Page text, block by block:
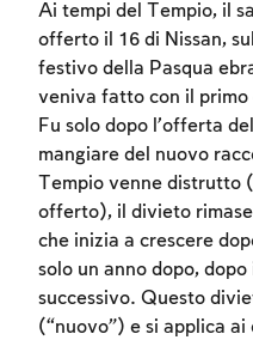
Ai tempi del Tempio, il
offerto il 16 di Nissan,
festivo della Pasqua
veniva fatto con il
Fu solo dopo l’offerta
mangiare del nuovo
Tempio venne distrutto
offerto), il divieto
che inizia a crescere
solo un anno dopo, dopo
successivo. Questo
(“nuovo”) e si applica